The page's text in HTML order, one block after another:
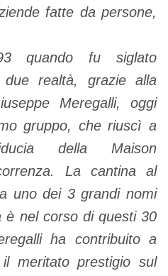
fatte da persone,
quando fu siglato
due realtà, grazie alla
Meregalli, oggi
gruppo, che riuscì a
della Maison
La cantina al
uno dei 3 grandi nomi
è nel corso di questi 30
ha contribuito a
meritato prestigio sul